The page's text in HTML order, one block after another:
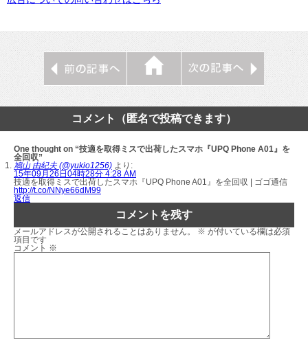
コメント（匿名で投稿できます）
One thought on “技適を取得ミスで出荷したスマホ『UPQ Phone A01』を
全回収”
鳩山 由紀夫 (@yukio1256) より:
15年09月26日04時28分 4:28 AM
技適を取得ミスで出荷したスマホ『UPQ Phone A01』を全回収 | ゴゴ通信
http://t.co/NNye66dM99
返信
コメントを残す
メールアドレスが公開されることはありません。 ※ が付いている欄は必須
項目です
コメント ※